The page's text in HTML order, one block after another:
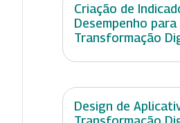
Criação de
Desempenho para
Transformação
Design de